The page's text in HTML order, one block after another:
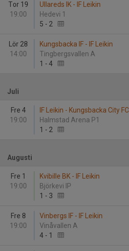
Tor 19
19:00
Ullareds IK - IF Leikin
Hedevi 1
5 - 2
Lör 28
14:00
Kungsbacka IF - IF Leikin
Tingbergsvallen A
1 - 4
Juli
Fre 4
19:00
IF Leikin - Kungsbacka City FC
Halmstad Arena P1
1 - 2
Augusti
Fre 1
19:00
Kvibille BK - IF Leikin
Björkevi IP
1 - 3
Fre 8
19:00
Vinbergs IF - IF Leikin
Vinåvallen A
4 - 1